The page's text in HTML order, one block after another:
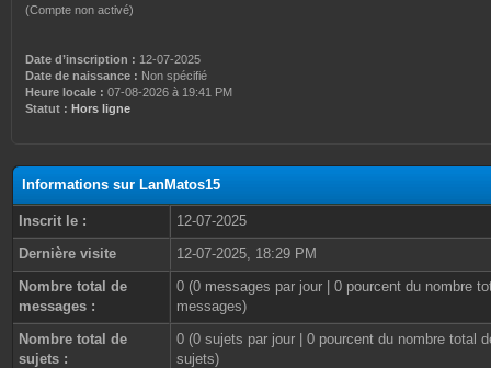
(Compte non activé)
Date d’inscription : 12-07-2025
Date de naissance : Non spécifié
Heure locale : 07-08-2026 à 19:41 PM
Statut : Hors ligne
Informations sur LanMatos15
Inscrit le :
12-07-2025
Dernière visite
12-07-2025, 18:29 PM
Nombre total de
messages :
0 (0 messages par jour | 0 pourcent du nombre
messages)
Nombre total de
sujets :
0 (0 sujets par jour | 0 pourcent du nombre total
sujets)